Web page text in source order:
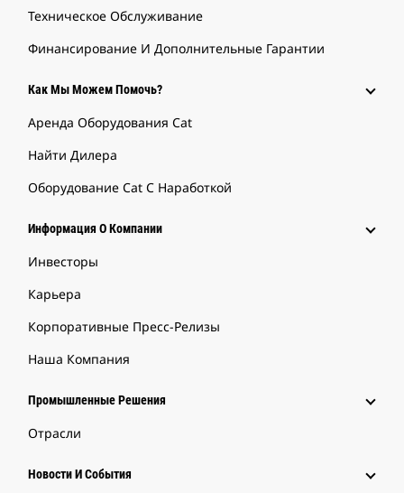
Техническое Обслуживание
Финансирование И Дополнительные Гарантии
Как Мы Можем Помочь?
Аренда Оборудования Cat
Найти Дилера
Оборудование Cat С Наработкой
Информация О Компании
Инвесторы
Карьера
Корпоративные Пресс-Релизы
Наша Компания
Промышленные Решения
Отрасли
Новости И События